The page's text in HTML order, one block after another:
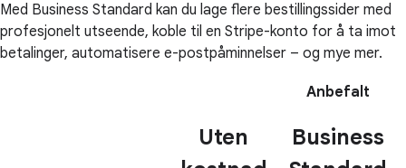
Med Business Standard kan du lage flere bestillingssider med
profesjonelt utseende, koble til en Stripe-konto for å ta imot
betalinger, automatisere e-postpåminnelser – og mye mer.
Uten
Anbefalt
Business